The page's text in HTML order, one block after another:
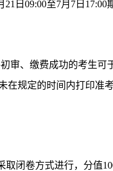
日09:00至7月7日
审、缴费成功的考生可
规定的时间内打印准
闭卷方式进行，分值